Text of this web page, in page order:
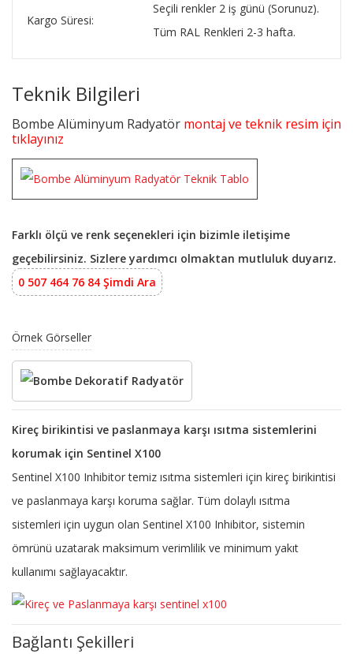
Kargo Süresi:
Seçili renkler 2 iş günü (Sorunuz).
Tüm RAL Renkleri 2-3 hafta.
Teknik Bilgileri
Bombe Alüminyum Radyatör montaj ve teknik resim için
tıklayınız
Farklı ölçü ve renk seçenekleri için bizimle iletişime
geçebilirsiniz. Sizlere yardımcı olmaktan mutluluk duyarız.
0 507 464 76 84 Şimdi Ara
Örnek Görseller
Kireç birikintisi ve paslanmaya karşı ısıtma sistemlerini
korumak için Sentinel X100
Sentinel X100 Inhibitor temiz ısıtma sistemleri için kireç birikintisi
ve paslanmaya karşı koruma sağlar. Tüm dolaylı ısıtma
sistemleri için uygun olan Sentinel X100 Inhibitor, sistemin
ömrünü uzatarak maksimum verimlilik ve minimum yakıt
kullanımı sağlayacaktır.
Bağlantı Şekilleri